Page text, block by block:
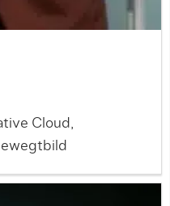
Cloud,